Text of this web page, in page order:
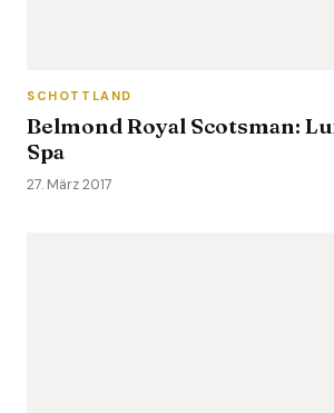
SCHOTTLAND
Belmond Royal Scotsman:
Spa
27. März 2017